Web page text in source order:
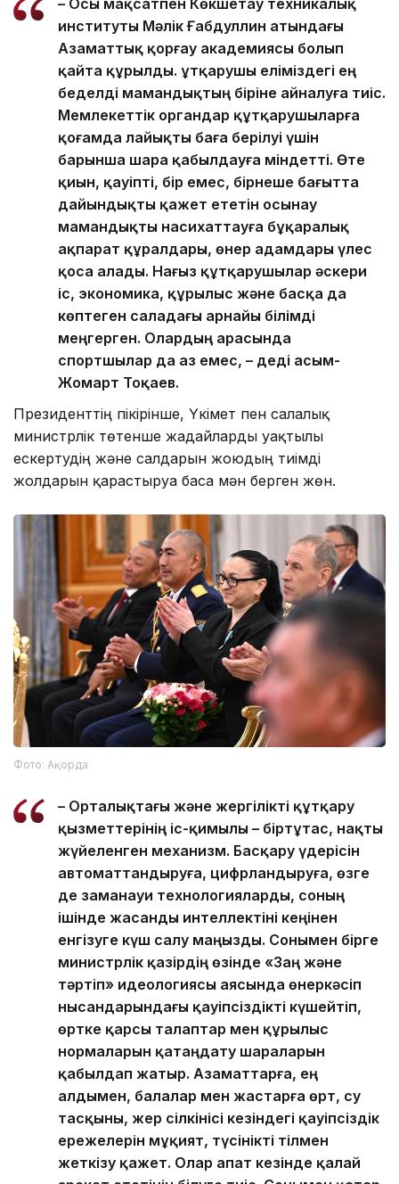
институты Мәлік Ғабдуллин атындағы
Азаматтық қорғау академиясы болып
қайта құрылды. Құтқарушы еліміздегі ең
беделді мамандықтың біріне айналуға тиіс.
Мемлекеттік органдар құтқарушыларға
қоғамда лайықты баға берілуі үшін
барынша шара қабылдауға міндетті. Өте
қиын, қауіпті, бір емес, бірнеше бағытта
дайындықты қажет ететін осынау
мамандықты насихаттауға бұқаралық
ақпарат құралдары, өнер адамдары үлес
қоса алады. Нағыз құтқарушылар әскери
іс, экономика, құрылыс және басқа да
көптеген саладағы арнайы білімді
меңгерген. Олардың арасында
спортшылар да аз емес, – деді Қасым-
Жомарт Тоқаев.
Президенттің пікірінше, Үкімет пен салалық
министрлік төтенше жағдайларды уақтылы
ескертудің және салдарын жоюдың тиімді
жолдарын қарастыруға баса мән берген жөн.
Фото: Ақорда
– Орталықтағы және жергілікті құтқару
қызметтерінің іс-қимылы – біртұтас, нақты
жүйеленген механизм. Басқару үдерісін
автоматтандыруға, цифрландыруға, өзге
де заманауи технологияларды, соның
ішінде жасанды интеллектіні кеңінен
енгізуге күш салу маңызды. Сонымен бірге
министрлік қазірдің өзінде «Заң және
тәртіп» идеологиясы аясында өнеркәсіп
нысандарындағы қауіпсіздікті күшейтіп,
өртке қарсы талаптар мен құрылыс
нормаларын қатаңдату шараларын
қабылдап жатыр. Азаматтарға, ең
алдымен, балалар мен жастарға өрт, су
тасқыны, жер сілкінісі кезіндегі қауіпсіздік
ережелерін мұқият, түсінікті тілмен
жеткізу қажет. Олар апат кезінде қалай